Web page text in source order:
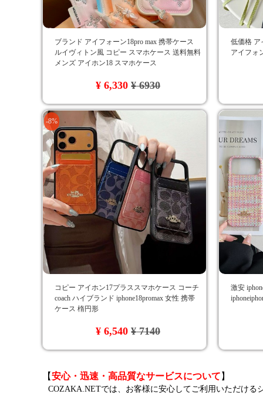
ブランド アイフォーン18pro max 携帯ケース
ルイヴィトン風 コピー スマホケース 送料無料
メンズ アイホン18 スマホケース
¥ 6,330¥ 6930
低価格 ア
アイフォ
-8%
コピー アイホン17プラススマホケース コーチ
coach ハイブランド iphone18promax 女性 携帯
ケース 楕円形
¥ 6,540¥ 7140
激安
【安心・迅速・高品質なサービスについて 】
COZAKA.NETでは、お客様に安心してご利用いただける